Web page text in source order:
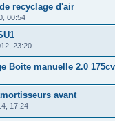
recyclage d'air
00:54
23:20
Boite manuelle 2.0 175cv
avant
17:24